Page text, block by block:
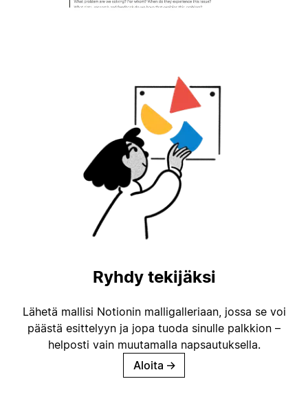
Ryhdy tekijäksi
Lähetä mallisi Notionin malligalleriaan, jossa se voi
päästä esittelyyn ja jopa tuoda sinulle palkkion –
helposti vain muutamalla napsautuksella.
Aloita →